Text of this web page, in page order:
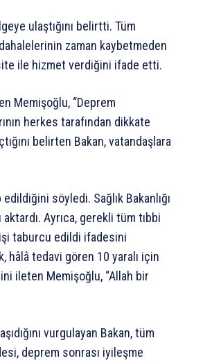
ulaştığını belirtti. Tüm
zaman kaybetmeden
ile hizmet verdiğini ifade etti.
Memişoğlu, “Deprem
herkes tarafından dikkate
belirten Bakan, vatandaşlara
söyledi. Sağlık Bakanlığı
Ayrıca, gerekli tüm tıbbi
taburcu edildi ifadesini
tedavi gören 10 yaralı için
ileten Memişoğlu, “Allah bir
vurgulayan Bakan, tüm
deprem sonrası iyileşme